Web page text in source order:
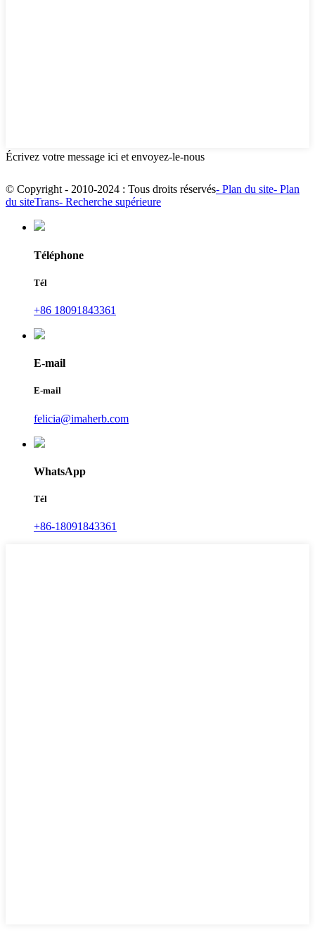
Écrivez votre message ici et envoyez-le-nous
© Copyright - 2010-2024 : Tous droits réservés- Plan du site- Plan
du siteTrans- Recherche supérieure
Téléphone
Tél
+86 18091843361
E-mail
E-mail
felicia@imaherb.com
WhatsApp
Tél
+86-18091843361